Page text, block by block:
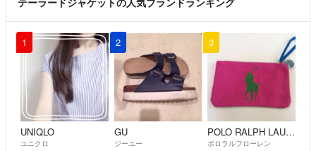
1
UNIQLO
ユニクロ
2
GU
ジーユー
3
POLO RALPH LAUREN
ポロラルフローレン